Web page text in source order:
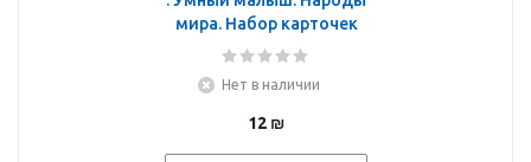
мира. Набор карточек
для детей.
Нет в наличии
12 ₪